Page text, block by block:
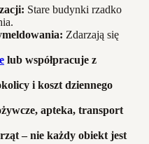
Stare budynki rzadko
Zdarzają się
lub współpracuje z
i koszt dziennego
apteka, transport
– nie każdy obiekt jest